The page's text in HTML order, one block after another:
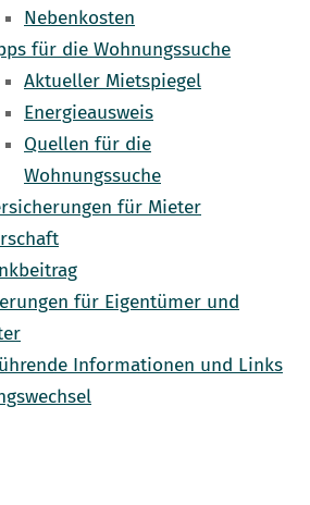
Nebenkosten
für die Wohnungssuche
Aktueller Mietspiegel
Energieausweis
Quellen für die
Wohnungssuche
für Mieter
für Eigentümer und
Informationen und Links